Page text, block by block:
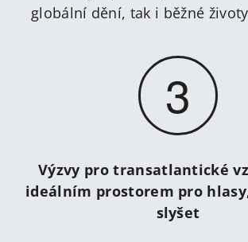
globální dění, tak i běžné
3
Výzvy pro transatlantické
ideálním prostorem pro
slyšet